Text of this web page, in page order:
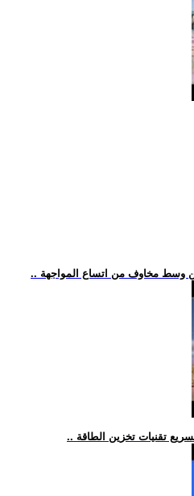
وسط مخاوف من اتساع المواجهة
تقنيات تخزين الطاقة